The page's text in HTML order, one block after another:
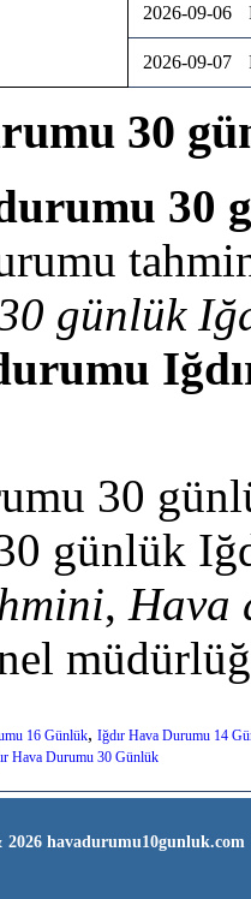
2026-09-06
2026-09-07
30
30
günlük
30
günlük
, Hava
16 Günlük, Iğdır Hava Durumu 14
Hava Durumu 30 Günlük
havadurumu10gunluk.com